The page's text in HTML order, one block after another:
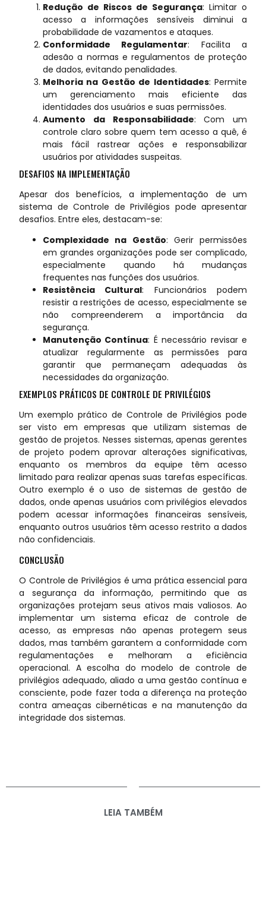
Redução de Riscos de Segurança: Limitar o
acesso a informações sensíveis diminui a
probabilidade de vazamentos e ataques.
Conformidade Regulamentar: Facilita a
adesão a normas e regulamentos de proteção
de dados, evitando penalidades.
Melhoria na Gestão de Identidades: Permite
um gerenciamento mais eficiente das
identidades dos usuários e suas permissões.
Aumento da Responsabilidade: Com um
controle claro sobre quem tem acesso a quê, é
mais fácil rastrear ações e responsabilizar
usuários por atividades suspeitas.
DESAFIOS NA IMPLEMENTAÇÃO
Apesar dos benefícios, a implementação de um
sistema de Controle de Privilégios pode apresentar
desafios. Entre eles, destacam-se:
Complexidade na Gestão: Gerir permissões
em grandes organizações pode ser complicado,
especialmente quando há mudanças
frequentes nas funções dos usuários.
Resistência Cultural: Funcionários podem
resistir a restrições de acesso, especialmente se
não compreenderem a importância da
segurança.
Manutenção Contínua: É necessário revisar e
atualizar regularmente as permissões para
garantir que permaneçam adequadas às
necessidades da organização.
EXEMPLOS PRÁTICOS DE CONTROLE DE PRIVILÉGIOS
Um exemplo prático de Controle de Privilégios pode
ser visto em empresas que utilizam sistemas de
gestão de projetos. Nesses sistemas, apenas gerentes
de projeto podem aprovar alterações significativas,
enquanto os membros da equipe têm acesso
limitado para realizar apenas suas tarefas específicas.
Outro exemplo é o uso de sistemas de gestão de
dados, onde apenas usuários com privilégios elevados
podem acessar informações financeiras sensíveis,
enquanto outros usuários têm acesso restrito a dados
não confidenciais.
CONCLUSÃO
O Controle de Privilégios é uma prática essencial para
a segurança da informação, permitindo que as
organizações protejam seus ativos mais valiosos. Ao
implementar um sistema eficaz de controle de
acesso, as empresas não apenas protegem seus
dados, mas também garantem a conformidade com
regulamentações e melhoram a eficiência
operacional. A escolha do modelo de controle de
privilégios adequado, aliado a uma gestão contínua e
consciente, pode fazer toda a diferença na proteção
contra ameaças cibernéticas e na manutenção da
integridade dos sistemas.
LEIA TAMBÉM